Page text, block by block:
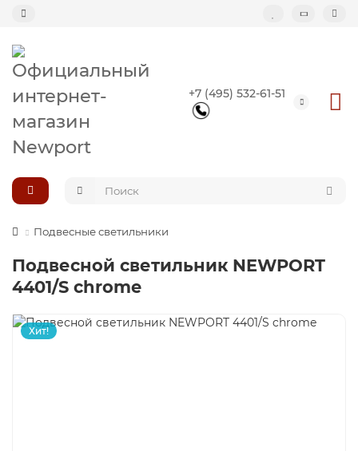
+7 (495) 532-61-51
Назад
Подвесные светильники
Потолочные светильники
Светильник-кольцо
Композиции светильников
Подвесные светильники
Подвесной светильник NEWPORT
4401/S chrome
Хит!